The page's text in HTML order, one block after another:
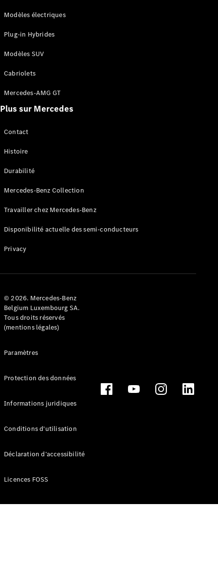
Modèles électriques
Plug-in Hybrides
Modèles SUV
Cabriolets
Mercedes-AMG GT
Plus sur Mercedes
Contact
Histoire
Durabilité
Mercedes-Benz Collection
Travailler chez Mercedes-Benz
Disponibilité actuelle des semi-conducteurs
Privacy
© 2026. Mercedes-Benz
Belgium Luxembourg SA.
Tous droits réservés
(mentions légales)
Paramètres
Protection des données
Informations juridiques
Conditions d'utilisation
Déclaration d’accessibilité
Licences FOSS